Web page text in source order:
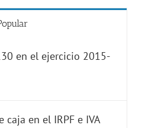
en el ejercicio 2015-
caja en el IRPF e IVA